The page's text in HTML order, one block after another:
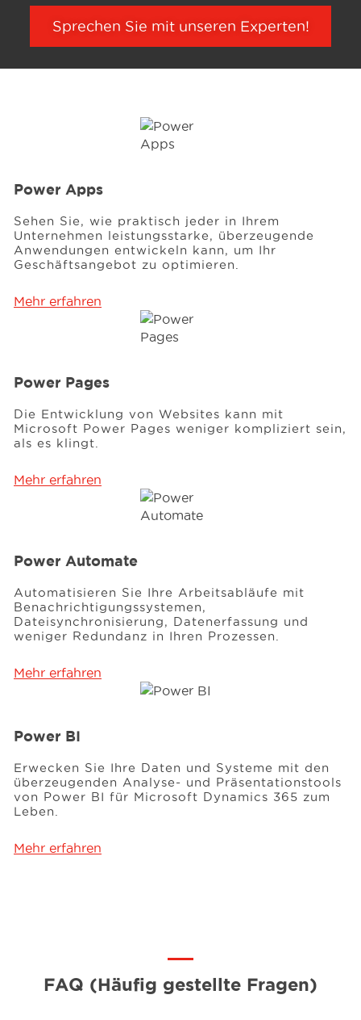
Sprechen Sie mit unseren Experten!
Power Apps
Sehen Sie, wie praktisch jeder in Ihrem
Unternehmen leistungsstarke, überzeugende
Anwendungen entwickeln kann, um Ihr
Geschäftsangebot zu optimieren.
Mehr erfahren
Power Pages
Die Entwicklung von Websites kann mit
Microsoft Power Pages weniger kompliziert sein,
als es klingt.
Mehr erfahren
Power Automate
Automatisieren Sie Ihre Arbeitsabläufe mit
Benachrichtigungssystemen,
Dateisynchronisierung, Datenerfassung und
weniger Redundanz in Ihren Prozessen.
Mehr erfahren
Power BI
Erwecken Sie Ihre Daten und Systeme mit den
überzeugenden Analyse- und Präsentationstools
von Power BI für Microsoft Dynamics 365 zum
Leben.
Mehr erfahren
FAQ (Häufig gestellte Fragen)